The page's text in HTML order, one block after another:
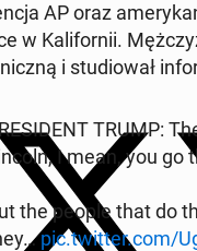
AP oraz
w Kali­fornii.
i stu­diował
TRUMP:
I mean, you go
the people that do
pic.twitter.com/